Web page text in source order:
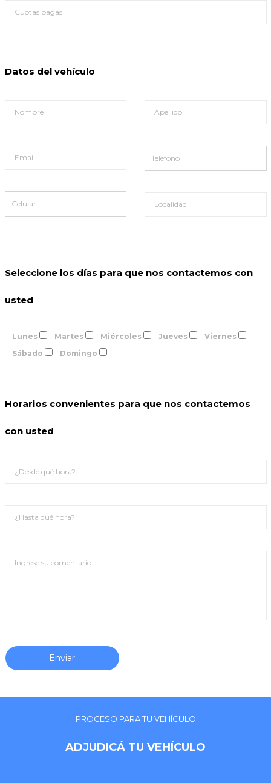
Datos del vehículo
Seleccione los días para que nos contactemos con
usted
Lunes Martes Miércoles Jueves
Viernes
Sábado
Domingo
Horarios convenientes para que nos contactemos
con usted
PROCESO PARA TU VEHÍCULO
ADJUDICÁ TU VEHÍCULO